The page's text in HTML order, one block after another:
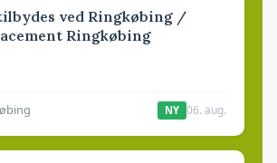
ved Ringkøbing /
Ringkøbing
NY 06. aug.